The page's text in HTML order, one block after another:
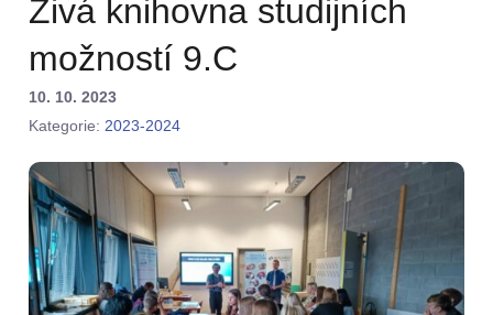
Živá knihovna studijních
možností 9.C
10. 10. 2023
Kategorie: 2023-2024